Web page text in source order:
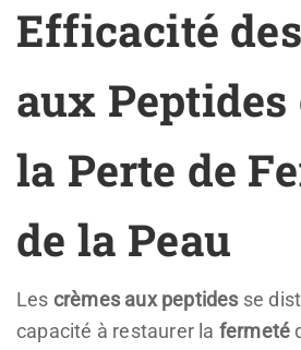
Efficacité
aux
la Perte de
de la Peau
Les crèmes aux peptides se
capacité à restaurer la fermeté